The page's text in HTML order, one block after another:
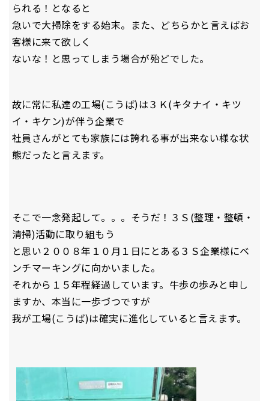
られる！となると
急いで大掃除をする始末。また、どちらかと言えばお
客様に来て欲しく
ないな！と思ってしまう場合が殆どでした。
故に常に私達の工場(こうば)は３Ｋ(キタナイ・キツ
イ・キケン)が伴う企業で
社員さんがとても家族には誇れる事が出来ない様な状
態だったと言えます。
そこで一念発起して。。。そうだ！３Ｓ(整理・整頓・
清掃)活動に取り組もう
と思い２００８年１０月１日にとある３Ｓ企業様にベ
ンチマーキングに向かいました。
それから１５年程経過しています。牛歩の歩みと申し
ますか、本当に一歩づつですが
我が工場(こうば)は確実に進化していると言えます。